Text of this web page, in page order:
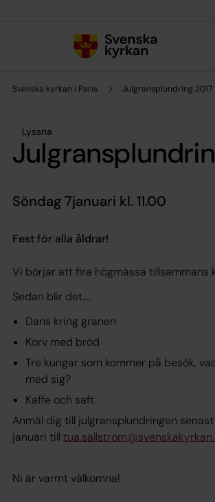
Svenska kyrkan i Paris Julgransplundring 2017
Lyssna
Söndag 7januari kl. 11.00
Fest för alla åldrar!
Vi börjar att fira högmässa tillsammans
Sedan blir det....
Dans kring granen
Korv med bröd
Tre kungar som kommer på besök,
med sig?
Kaffe och saft
Anmäl dig till julgransplundringen
januari till
Ni är varmt välkomna!